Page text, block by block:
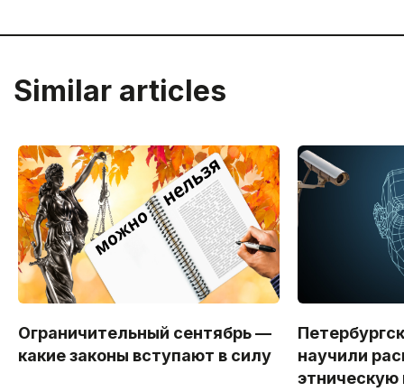
Similar articles
Ограничительный сентябрь —
какие законы вступают в силу
научили